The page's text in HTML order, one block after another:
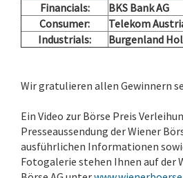
Financials:
BKS Bank AG
Consumer:
Telekom
Industrials:
Burgenland
Wir gratulieren allen Gewinnern
Ein Video zur Börse Preis
Presseaussendung der Wiener
ausführlichen Informationen
Fotogalerie stehen Ihnen auf der